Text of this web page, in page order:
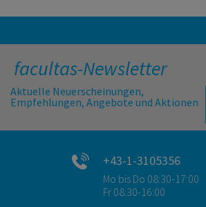
facultas-Newsletter
Aktuelle Neuerscheinungen,
Empfehlungen, Angebote und Aktionen
+43-1-3105356
Mo bis Do 08:30-17:00
Fr 08:30-16:00